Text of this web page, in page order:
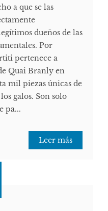
a que se las
dueños de las
Por
pertenece a
Quai Branly en
mil piezas únicas de
galos. Son solo
pa...
Leer más